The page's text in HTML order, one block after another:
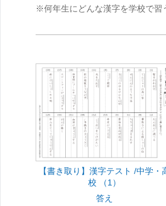
※何年生にどんな漢字を学校で習
【書き取り】漢字テスト /中学・
校 （1）
答え